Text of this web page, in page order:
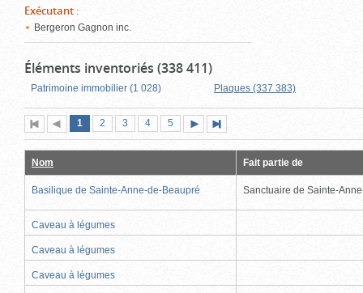
Exécutant :
Bergeron Gagnon inc.
Éléments inventoriés (338 411)
Patrimoine immobilier (1 028) Plaques (337 383)
Première
page
Page
précédente
Page
1 (page
actuelle)
Page
2 Page
3 Page
4 Page
5
suivante
page
Nom Fait partie de
Basilique de Sainte-Anne-de-Beaupré Sanctuaire de Sainte-
Caveau à légumes
Caveau à légumes
Caveau à légumes